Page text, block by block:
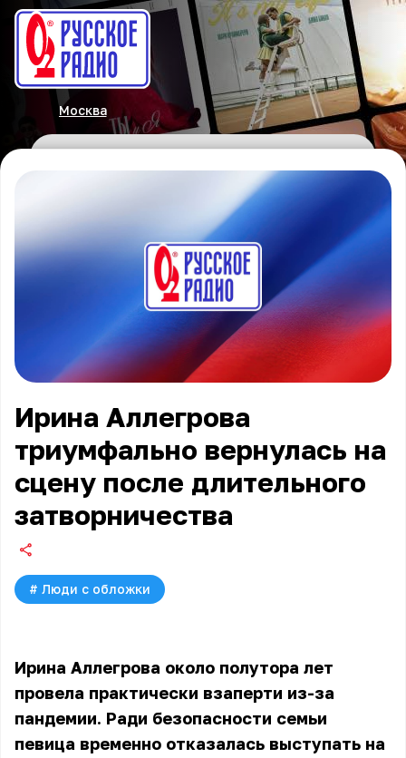
Москва
Ирина Аллегрова
триумфально вернулась на
сцену после длительного
затворничества
# Люди с обложки
Ирина Аллегрова около полутора лет
провела практически взаперти из-за
пандемии. Ради безопасности семьи
певица временно отказалась выступать на